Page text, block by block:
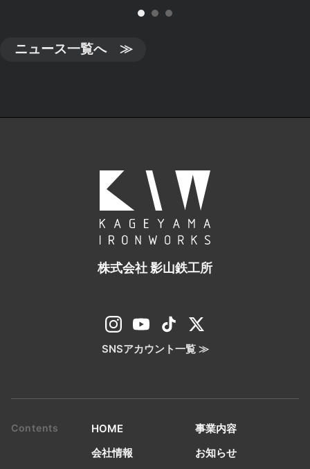
ニュース一覧へ ≫
株式会社 影山鉄工所
SNSアカウント一覧 ≫
HOME
事業内容
会社情報
お知らせ